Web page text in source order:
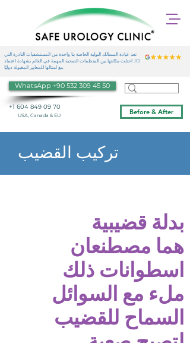
تعد عيادة المسالك البولية الخاصة بنا واحدة من المستشفيات النادرة التي
احتلت مكانتها بين المنظمات الصحية المهمة في العالم بشهادة اعتماد JCI
مع امتثالها للمعايير المقبولة دوليًا.
+1 604 849 09 70
USA, Canada & EU
WhatsApp +90 532 309 45 50
Before & After
تركيب القضيب
بدلة قضيبية
هما مصطنعان
اسطوانات ذلك
ملء مع السوائل
السماح للقضيب